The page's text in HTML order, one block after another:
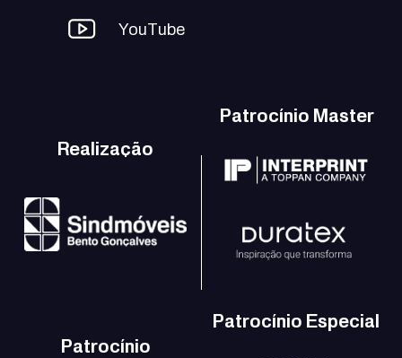
YouTube
Realização
Patrocínio Master
Patrocínio
Patrocínio Especial